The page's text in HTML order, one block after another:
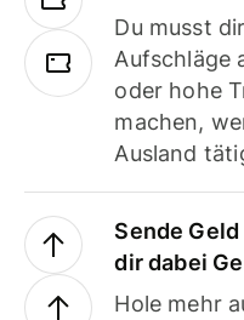
Du musst
Aufschläge
oder hohe
machen,
Ausland
Sende
dir dabei
Hole mehr